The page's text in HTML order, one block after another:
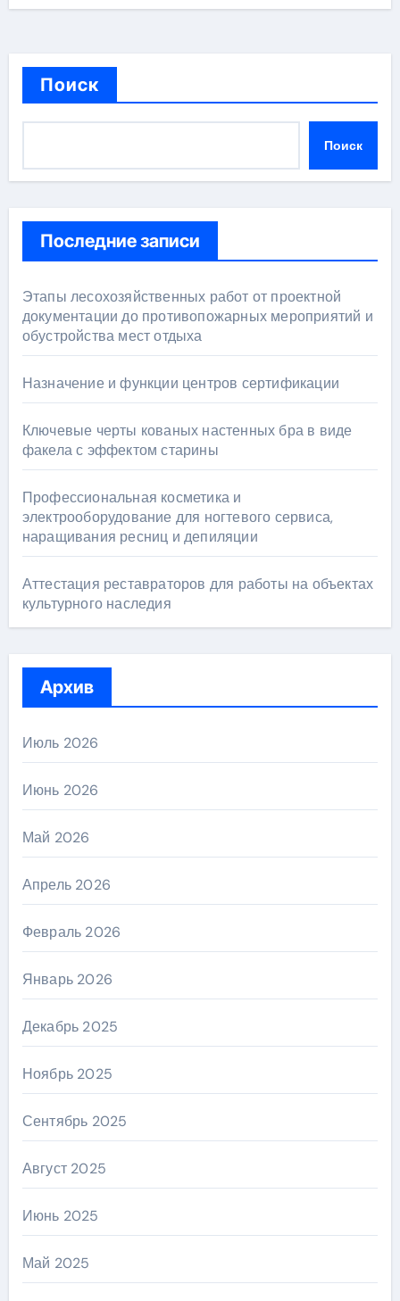
Поиск
Поиск
Последние записи
Этапы лесохозяйственных работ от проектной
документации до противопожарных мероприятий и
обустройства мест отдыха
Назначение и функции центров сертификации
Ключевые черты кованых настенных бра в виде
факела с эффектом старины
Профессиональная косметика и
электрооборудование для ногтевого сервиса,
наращивания ресниц и депиляции
Аттестация реставраторов для работы на объектах
культурного наследия
Архив
Июль 2026
Июнь 2026
Май 2026
Апрель 2026
Февраль 2026
Январь 2026
Декабрь 2025
Ноябрь 2025
Сентябрь 2025
Август 2025
Июнь 2025
Май 2025